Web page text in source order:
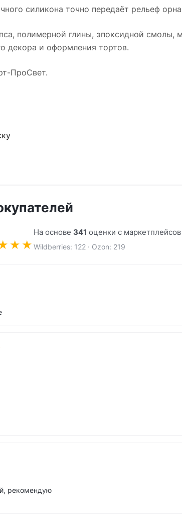
силикона точно передаёт рельеф
полимерной глины, эпоксидной смолы,
декора и оформления тортов.
ПроСвет.
★ ★
На основе 341 оценки с маркетплейсов
Wildberries: 122 · Ozon: 219
рекомендую